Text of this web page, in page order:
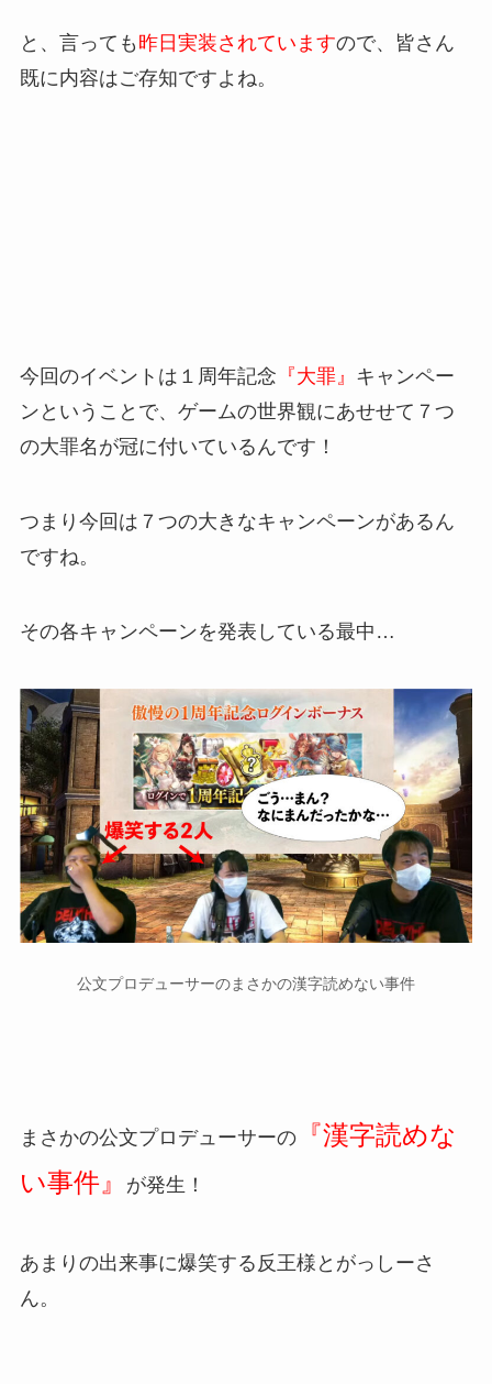
と、言っても 昨日実装されていますので、皆さん
既に内容はご存知ですよね。
今回のイベントは１周年記念 『大罪』 キャンペー
ンということで、ゲームの世界観にあせせて７つ
の大罪名が冠に付いているんです！
つまり今回は７つの大きなキャンペーンがあるん
ですね。
その各キャンペーンを発表している最中…
公文プロデューサーのまさかの漢字読めない事件
まさかの公文プロデューサーの『漢字読めな
い事件』
が発生！
あまりの出来事に爆笑する反王様とがっしーさ
ん。